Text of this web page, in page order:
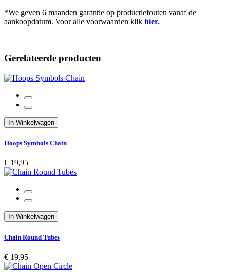
*We geven 6 maanden garantie op productiefouten vanaf de
aankoopdatum. Voor alle voorwaarden klik hier.
Gerelateerde producten
In Winkelwagen
Hoops Symbols Chain
€ 19,95
In Winkelwagen
Chain Round Tubes
€ 19,95